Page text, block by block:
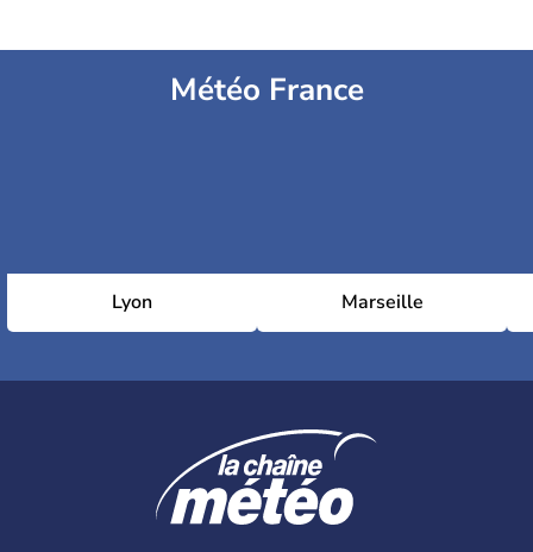
Météo France
Lyon Marseille